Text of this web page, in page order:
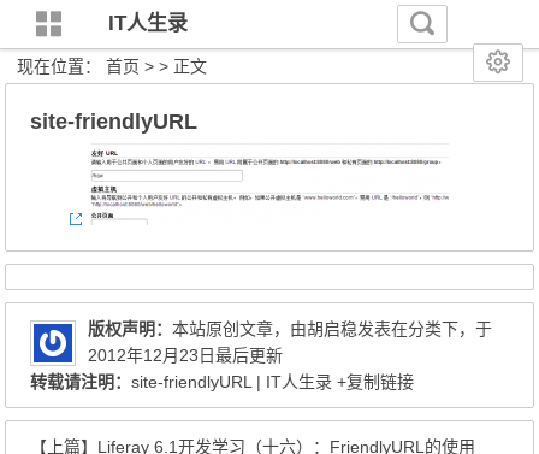
IT人生录
现在位置：首页 > > 正文
site-friendlyURL
版权声明：本站原创文章，由胡启稳发表在分类下，于
2012年12月23日最后更新
转载请注明：site-friendlyURL | IT人生录 +复制链接
【上篇】 Liferay 6.1开发学习（十六）：FriendlyURL的使用